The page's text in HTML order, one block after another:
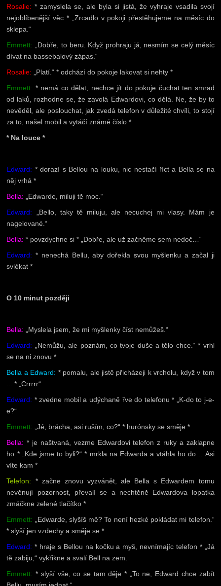
Rosalie: * zamyslela se, ale byla si jistá, že vyhraje vsadila svojí
nejoblíbenější věc * „Zrcadlo v pokoji přestěhujeme na měsíc do
sklepa.“
Emmett: „Dobře, to beru. Když prohraju já, nesmím se celý měsíc
dívat na bassebalový zápas.“
Rosalie:
„Platí.“ * odchází do pokoje lakovat si nehty *
Emmett: * nemá co dělat, nechce jít do pokoje čuchat ten smrad
od laků, rozhodne se, že zavolá Edwardovi, co dělá. Ne, že by to
nevěděl, ale poslouchat, jak zvedá telefon v důležité chvíli, to stojí
za to, našel mobil a vytáčí známé číslo *
* Na louce *
Edward: * dorazí s Bellou na louku, nic nestačí říct a Bella se na
něj vrhá *
Bella: „Edwarde, miluji tě moc.“
Edward: „Bello, taky tě miluju, ale necuchej mi vlasy. Mám je
nagelované.“
Bella: * povzdychne si * „Dobře, ale už začněme sem nedoč…“
Edward:* nenechá Bellu, aby dořekla svou myšlenku a začal ji
svlékat *
O 10 minut později
Bella: „Myslela jsem, že mi myšlenky číst nemůžeš.“
Edward: „Nemůžu, ale poznám, co tvoje duše a tělo chce.“ * vrhl
se na ni znovu *
Bella a Edward: * pomalu, ale jistě přicházeji k vrcholu, když v tom
... * „Crrrrr“
Edward: * zvedne mobil a udýchaně řve do telefonu * „K-do to j-e-
e?“
Emmett: „Jé, brácha, asi ruším, co?“ * hurónsky se směje *
Bella:* je naštvaná, vezme Edwardovi telefon z ruky a zaklapne
ho * „Kde jsme to byli?“ * mrkla na Edwarda a vtáhla ho do… Asi
víte kam *
Telefon: * začne znovu vyzvánět, ale Bella s Edwardem tomu
nevěnují pozornost, převalí se a nechtěně Edwardova lopatka
zmáčkne zelené tlačítko *
Emmett:
„Edwarde, slyšíš mě? To není hezké pokládat mi telefon.“
* slyší jen vzdechy a směje se *
Edward: * hraje s Bellou na kočku a myš, nevnímajíc telefon * „Já
tě zabiju,“ vykřikne a svalí Bell na zem.
Emmett: * slyší vše, co se tam děje * „To ne, Edward chce zabít